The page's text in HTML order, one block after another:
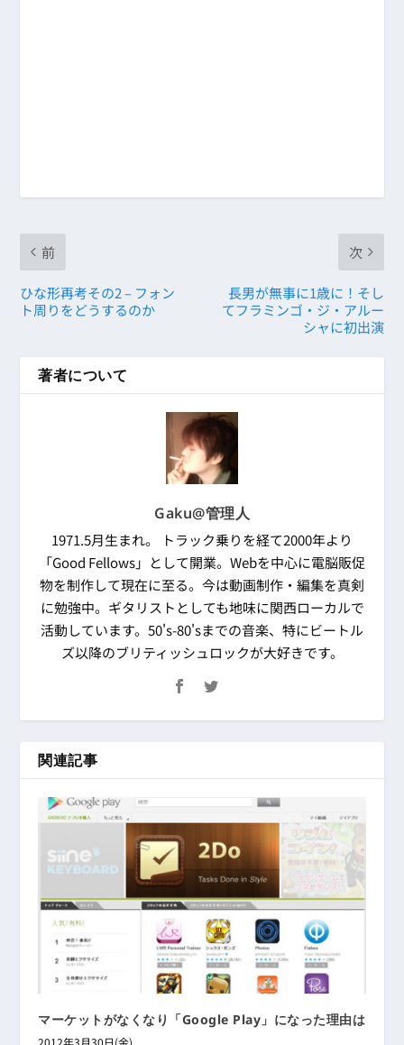
前
ひな形再考その2 – フォン
ト周りをどうするのか
次
長男が無事に1歳に！そし
てフラミンゴ・ジ・アルー
シャに初出演
著者について
Gaku@管理人
1971.5月生まれ。 トラック乗りを経て2000年より
「Good Fellows」として開業。Webを中心に電脳販促
物を制作して現在に至る。今は動画制作・編集を真剣
に勉強中。ギタリストとしても地味に関西ローカルで
活動しています。50's-80'sまでの音楽、特にビートル
ズ以降のブリティッシュロックが大好きです。
関連記事
マーケットがなくなり「Google Play」になった理由は
2012年3月30日(金)